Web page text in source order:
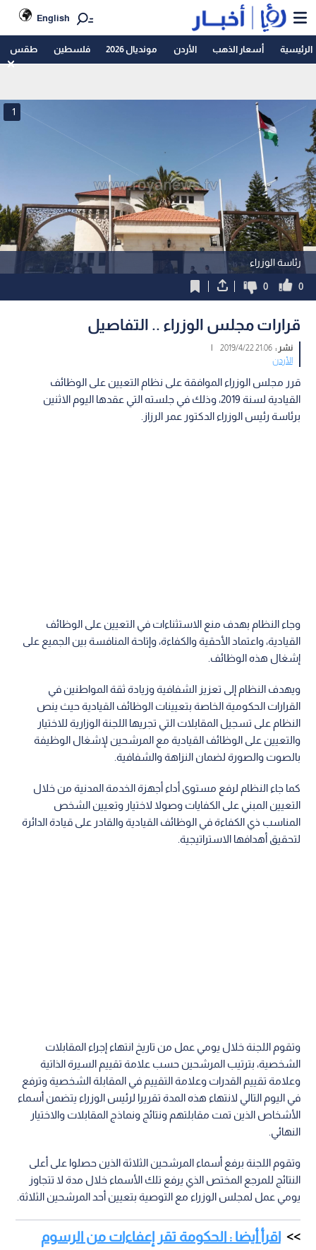
English
الرئيسية أسعار الذهب الأردن مونديال 2026 فلسطين طقس
رئاسة الوزراء
1
0
0
قرارات مجلس الوزراء .. التفاصيل
نشر :21:06 2019/4/22
|
الأردن
قرر مجلس الوزراء الموافقة على نظام التعيين على الوظائف
القيادية لسنة 2019، وذلك في جلسته التي عقدها اليوم الاثنين
برئاسة رئيس الوزراء الدكتور عمر الرزاز.
وجاء النظام بهدف منع الاستثناءات في التعيين على الوظائف
القيادية، واعتماد الأحقية والكفاءة، وإتاحة المنافسة بين الجميع على
إشغال هذه الوظائف.
ويهدف النظام إلى تعزيز الشفافية وزيادة ثقة المواطنين في
القرارات الحكومية الخاصة بتعيينات الوظائف القيادية حيث ينص
النظام على تسجيل المقابلات التي تجريها اللجنة الوزارية للاختيار
والتعيين على الوظائف القيادية مع المرشحين لإشغال الوظيفة
بالصوت والصورة لضمان النزاهة والشفافية.
كما جاء النظام لرفع مستوى أداء أجهزة الخدمة المدنية من خلال
التعيين المبني على الكفايات وصولا لاختيار وتعيين الشخص
المناسب ذي الكفاءة في الوظائف القيادية والقادر على قيادة الدائرة
لتحقيق أهدافها الاستراتيجية.
وتقوم اللجنة خلال يومي عمل من تاريخ انتهاء إجراء المقابلات
الشخصية، بترتيب المرشحين حسب علامة تقييم السيرة الذاتية
وعلامة تقييم القدرات وعلامة التقييم في المقابلة الشخصية وترفع
في اليوم التالي لانتهاء هذه المدة تقريرا لرئيس الوزراء يتضمن أسماء
الأشخاص الذين تمت مقابلتهم ونتائج ونماذج المقابلات والاختيار
النهائي.
وتقوم اللجنة برفع أسماء المرشحين الثلاثة الذين حصلوا على أعلى
النتائج للمرجع المختص الذي يرفع تلك الأسماء خلال مدة لا تتجاوز
يومي عمل لمجلس الوزراء مع التوصية بتعيين أحد المرشحين الثلاثة.
اقرأ أيضا : الحكومة تقر إعفاءات من الرسوم